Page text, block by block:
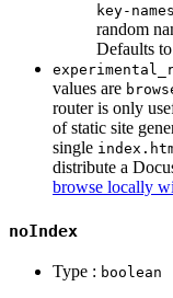
key-
random
Defaults to
values are
router is only
of static site
single
distribute a
browse locally
noIndex
Type : boolean